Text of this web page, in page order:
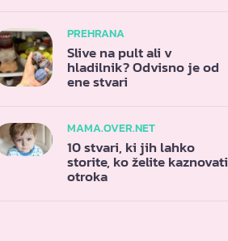
PREHRANA
Slive na pult ali v
hladilnik? Odvisno je od
ene stvari
MAMA.OVER.NET
10 stvari, ki jih lahko
storite, ko želite kaznovati
otroka